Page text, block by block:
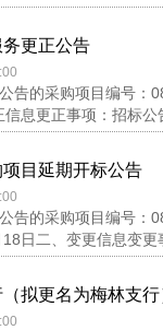
更正公告
告的采购项目编号：
息更正事项：招标
目延期开标公告
告的采购项目编号：
日二、变更信息变
拟更名为梅林支